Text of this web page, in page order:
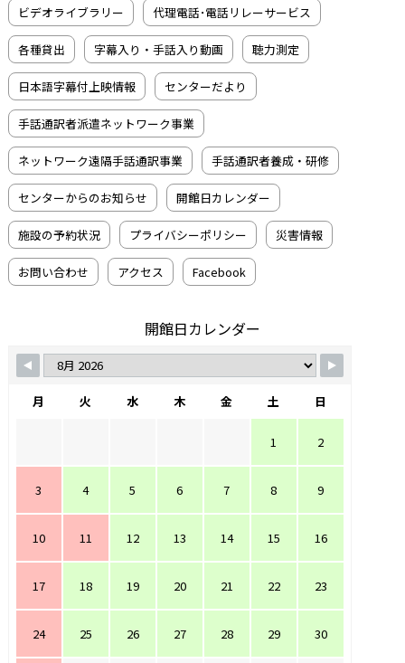
ビデオライブラリー 代理電話･電話リレーサービス
各種貸出 字幕入り・手話入り動画 聴力測定
日本語字幕付上映情報 センターだより
手話通訳者派遣ネットワーク事業
ネットワーク遠隔手話通訳事業 手話通訳者養成・研修
センターからのお知らせ 開館日カレンダー
施設の予約状況 プライバシーポリシー 災害情報
お問い合わせ アクセス Facebook
開館日カレンダー
月 火 水 木 金 土 日
1 2
3 4 5 6 7 8 9
10 11 12 13 14 15 16
17 18 19 20 21 22 23
24 25 26 27 28 29 30